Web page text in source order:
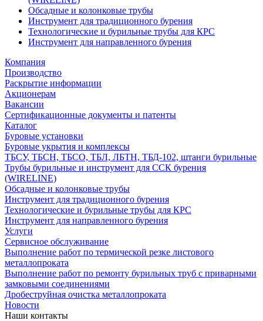
Обсадные и колонковые трубы
Инструмент для традиционного бурения
Технологические и бурильные трубы для КРС
Инструмент для направленного бурения
Компания
Производство
Раскрытие информации
Акционерам
Вакансии
Сертификационные документы и патенты
Каталог
Буровые установки
Буровые укрытия и комплексы
ТБСУ, ТБСН, ТБСО, ТБЛ, ЛБТН, ТБД-102, штанги бурильные
Трубы бурильные и инструмент для ССК бурения
(WIRELINE)
Обсадные и колонковые трубы
Инструмент для традиционного бурения
Технологические и бурильные трубы для КРС
Инструмент для направленного бурения
Услуги
Сервисное обслуживание
Выполнение работ по термической резке листового
металлопроката
Выполнение работ по ремонту бурильных труб с приварными
замковыми соединениями
Дробеструйная очистка металлопроката
Новости
Наши контакты